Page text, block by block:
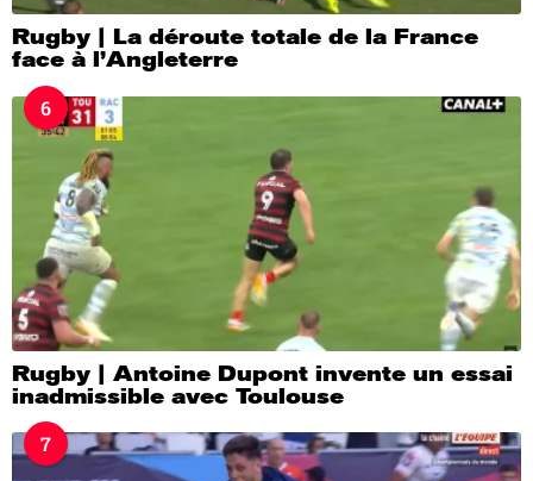
Rugby | La déroute totale de la France
face à l’Angleterre
6
Rugby | Antoine Dupont invente un essai
inadmissible avec Toulouse
7